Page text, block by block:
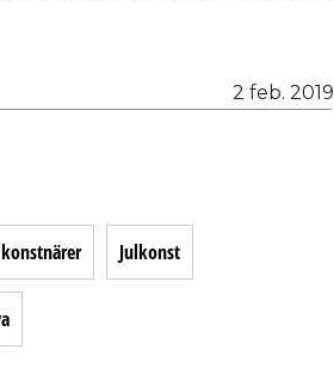
2 feb. 2019
Julkonst